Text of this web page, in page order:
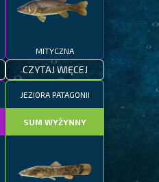
MITYCZNA
CZYTAJ WIĘCEJ
JEZIORA PATAGONII
SUM WYŻYNNY